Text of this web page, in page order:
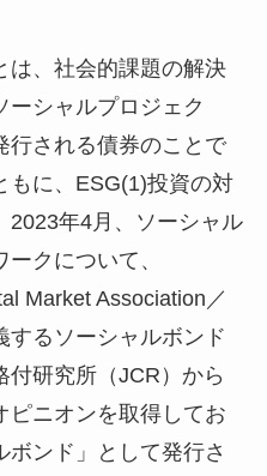
、社会的課題の解決
ーシャルプロジェク
行される債券のことで
もに、ESG(1)投資の対
2023年4月、ソーシャル
クについて、
Market Association／
するソーシャルボンド
付研究所（JCR）から
ピニオンを取得してお
ボンド」として発行さ